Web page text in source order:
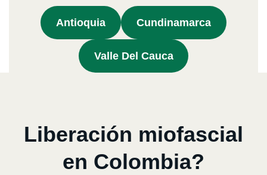
Antioquia Cundinamarca
Valle Del Cauca
Liberación miofascial
en Colombia?